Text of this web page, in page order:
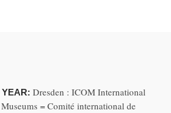
Dresden : ICOM International
= Comité international de